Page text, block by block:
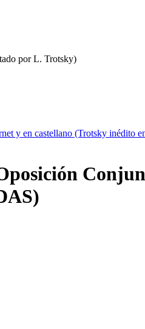
por L. Trotsky)
y en castellano (Trotsky inédito